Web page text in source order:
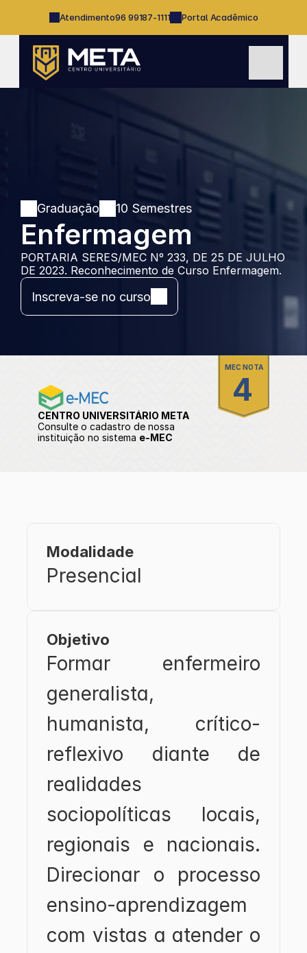
Atendimento96 99187-1111 Portal Acadêmico
Radiologia
Redes de Computadores
m
a
I
n
t
e
r
t
Computação em núvem
Docência do ensino
Enfermagem em terapia
Imagenologia
Metodologias ativas
Graduação 10 Semestres
Enfermagem
PORTARIA SERES/MEC Nº 233, DE 25 DE JULHO
DE 2023. Reconhecimento de Curso Enfermagem.
Inscreva-se no curso
CENTRO UNIVERSITÁRIO META
Consulte o cadastro de nossa
instituição no sistema e-MEC
4
MEC NOTA
Modalidade
Presencial
Objetivo
Formar enfermeiro
generalista,
humanista, crítico-
reflexivo diante de
realidades
sociopolíticas locais,
regionais e nacionais.
Direcionar o processo
ensino-aprendizagem
com vistas a atender o